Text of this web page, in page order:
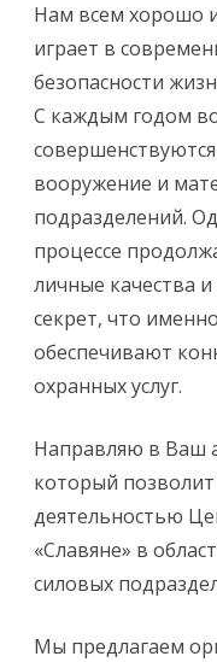
Нам всем хорошо
играет в
безопасности
С каждым годом
вооружение и
подразделений.
процессе
личные качества
секрет, что
обеспечивают
охранных услуг.
Направляю в Ваш
который
деятельностью
«Славяне» в
силовых
Мы предлагаем